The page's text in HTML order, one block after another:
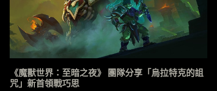
《魔獸世界：至暗之夜》 團隊分享「烏拉特克的詛
咒」新首領戰巧思